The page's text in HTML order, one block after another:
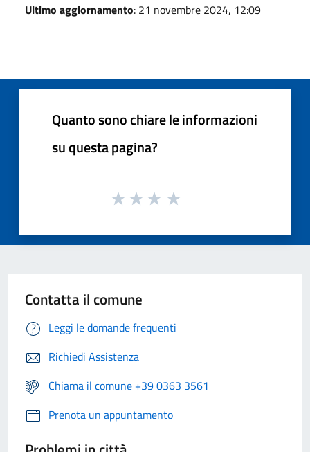
Ultimo aggiornamento: 21 novembre 2024, 12:09
Quanto sono chiare le informazioni
su questa pagina?
Contatta il comune
Leggi le domande frequenti
Richiedi Assistenza
Chiama il comune +39 0363 3561
Prenota un appuntamento